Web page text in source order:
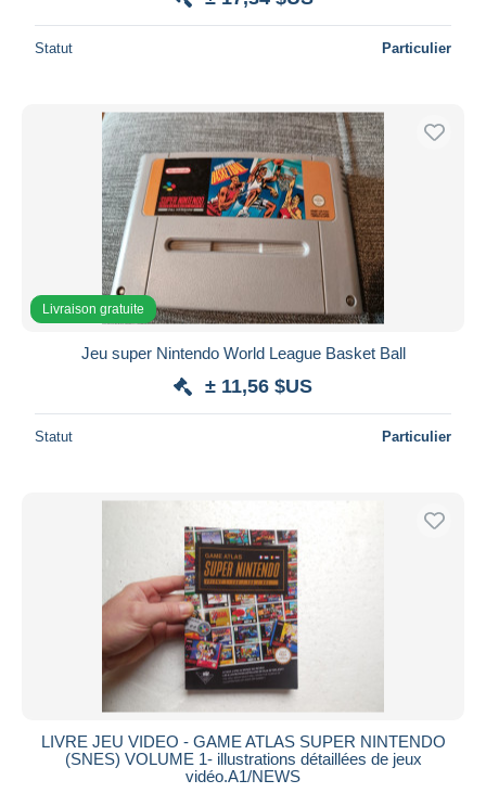
Statut Particulier
Livraison gratuite
Jeu super Nintendo World League Basket Ball
± 11,56 $US
Statut Particulier
LIVRE JEU VIDEO - GAME ATLAS SUPER NINTENDO
(SNES) VOLUME 1- illustrations détaillées de jeux
vidéo.A1/NEWS